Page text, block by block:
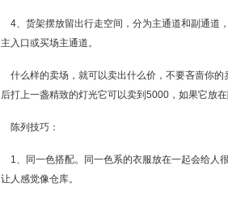
4、货架摆放留出行走空间，分为主通道和副通道
主入口或买场主通道。
什么样的卖场，就可以卖出什么价，不要吝啬你
后打上一盏精致的灯光它可以卖到 5000，如果它放
陈列技巧：
1、同一色搭配。同一色系的衣服放在一起会给人
让人感觉像仓库。